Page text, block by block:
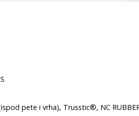
pete i vrha), Trusstic®, NC